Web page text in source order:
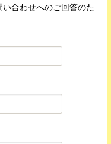
合わせへのご回答のた